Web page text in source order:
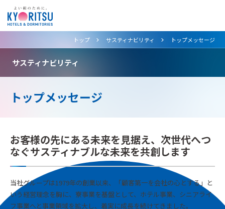
トップ >
サスティナビリティ >
トップメッセージ
サスティナビリティ
トップメッセージ
お客様の先にある未来を見据え、次世代へつ
なぐサスティナブルな未来を共創します
当社グループは1979年の創業以来、「顧客第一を会社の心とする」と
いう経営理念を胸に、寮事業を基盤として、ホテル事業、シニアライ
フ事業へと事業領域を拡大し、着実に成長を続けてきました。